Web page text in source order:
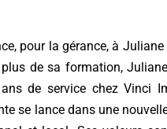
pour la gérance, à
de sa formation,
de service chez Vinci
se lance dans une